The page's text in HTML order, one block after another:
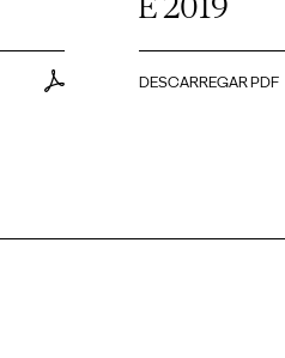
DESCARREGAR PDF